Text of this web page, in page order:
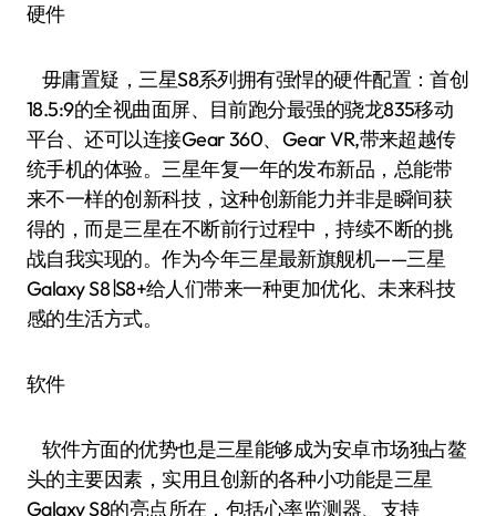
硬件
毋庸置疑，三星S8系列拥有强悍的硬件配置：首创
18.5:9的全视曲面屏、目前跑分最强的骁龙835移动
平台、还可以连接Gear 360、Gear VR,带来超越传
统手机的体验。三星年复一年的发布新品，总能带
来不一样的创新科技，这种创新能力并非是瞬间获
得的，而是三星在不断前行过程中，持续不断的挑
战自我实现的。作为今年三星最新旗舰机——三星
Galaxy S8∣S8+给人们带来一种更加优化、未来科技
感的生活方式。
软件
软件方面的优势也是三星能够成为安卓市场独占鳌
头的主要因素，实用且创新的各种小功能是三星
Galaxy S8的亮点所在，包括心率监测器、支持